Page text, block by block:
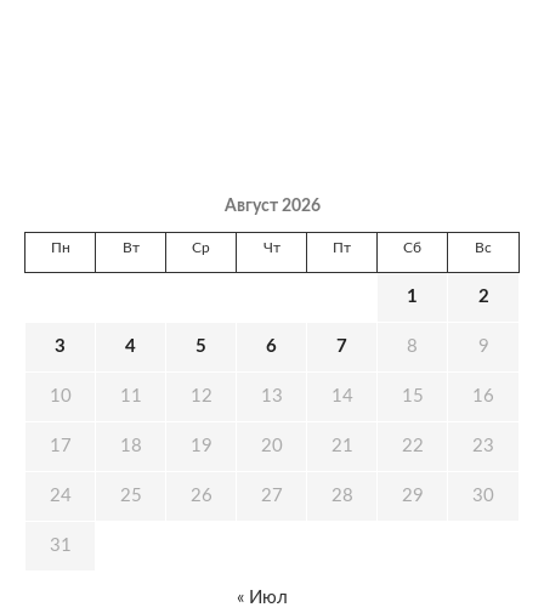
Август 2026
Пн Вт Ср Чт Пт Сб Вс
1 2
3 4 5 6 7 8 9
10 11 12 13 14 15 16
17 18 19 20 21 22 23
24 25 26 27 28 29 30
31
« Июл